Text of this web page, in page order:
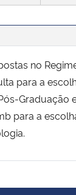
no
para a
Graduação
para a